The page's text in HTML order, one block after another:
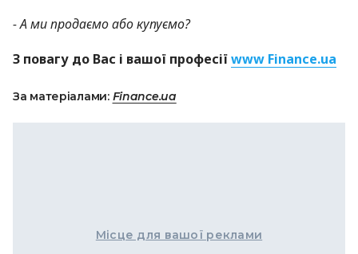
- А ми продаємо або купуємо?
З повагу до Вас і вашої професіїwww Finance.ua
За матеріалами: Finance.ua
Місце для вашої реклами